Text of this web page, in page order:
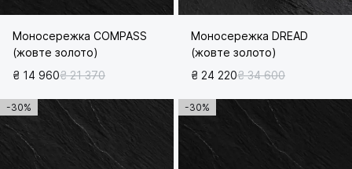
Моносережка COMPASS
(жовте золото)
₴ 14 960₴ 21 370
Моносережка DREAD
(жовте золото)
₴ 24 220₴ 34 600
-30% -30%